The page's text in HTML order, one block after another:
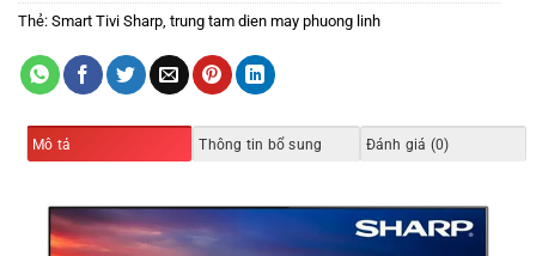
Thẻ: Smart Tivi Sharp trung tam dien may phuong linh
Mô tả Thông tin bổ sung Đánh giá (0)